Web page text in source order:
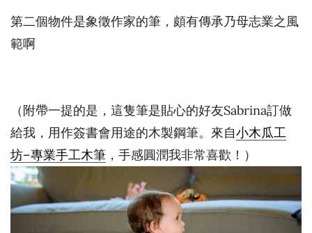
第二個物件是象徵作家的筆，頗有傳承乃母志業之風
範啊
（附帶一提的是，這隻筆是貼心的好友Sabrina訂做
給我，用作簽書會用途的木製鋼筆。來自小木瓜工
坊–專業手工木筆 ，手感圓潤我非常喜歡！）